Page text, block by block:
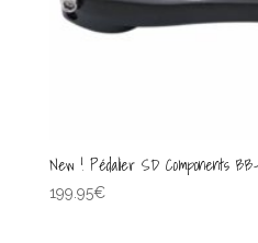
New ! Pédalier SD Components
199.95€